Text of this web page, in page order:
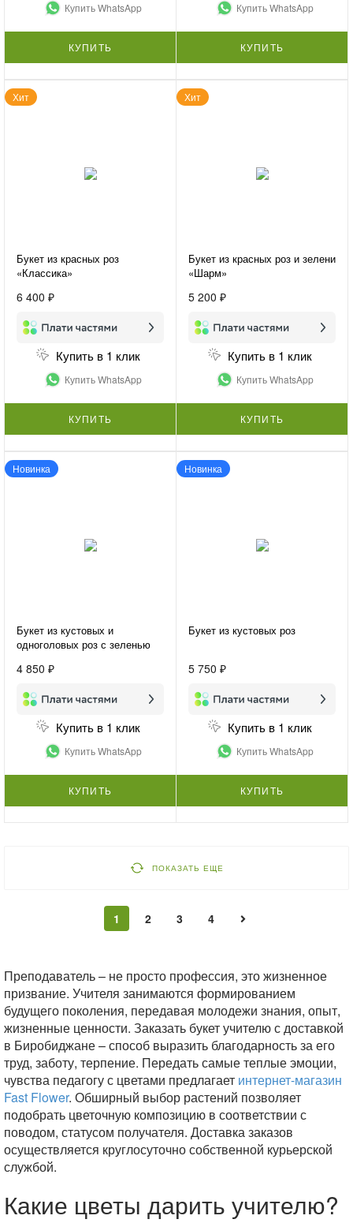
Купить WhatsApp
КУПИТЬ
Купить WhatsApp
КУПИТЬ
Хит
Букет из красных роз
«Классика»
6 400 ₽
Купить в 1 клик
Купить WhatsApp
КУПИТЬ
Хит
Букет из красных роз и зелени
«Шарм»
5 200 ₽
Купить в 1 клик
Купить WhatsApp
КУПИТЬ
Новинка
Букет из кустовых и
одноголовых роз с зеленью
4 850 ₽
Купить в 1 клик
Купить WhatsApp
КУПИТЬ
Новинка
Букет из кустовых роз
5 750 ₽
Купить в 1 клик
Купить WhatsApp
КУПИТЬ
ПОКАЗАТЬ ЕЩЕ
1 2 3 4
Преподаватель – не просто профессия, это жизненное
призвание. Учителя занимаются формированием
будущего поколения, передавая молодежи знания, опыт,
жизненные ценности. Заказать букет учителю с доставкой
в Биробиджане – способ выразить благодарность за его
труд, заботу, терпение. Передать самые теплые эмоции,
чувства педагогу с цветами предлагает интернет-магазин
Fast Flower. Обширный выбор растений позволяет
подобрать цветочную композицию в соответствии с
поводом, статусом получателя. Доставка заказов
осуществляется круглосуточно собственной курьерской
службой.
Какие цветы дарить учителю?